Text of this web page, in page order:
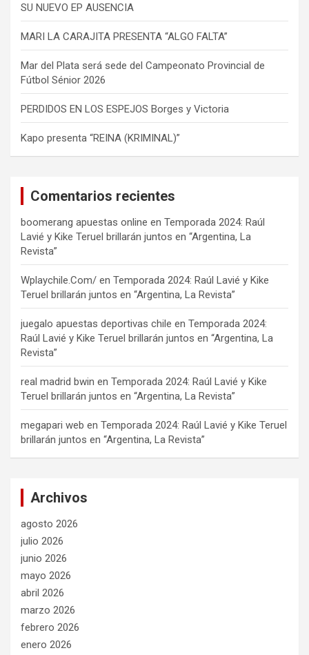
SU NUEVO EP AUSENCIA
MARI LA CARAJITA PRESENTA “ALGO FALTA”
Mar del Plata será sede del Campeonato Provincial de
Fútbol Sénior 2026
PERDIDOS EN LOS ESPEJOS Borges y Victoria
Kapo presenta “REINA (KRIMINAL)”
Comentarios recientes
boomerang apuestas online en Temporada 2024: Raúl
Lavié y Kike Teruel brillarán juntos en “Argentina, La
Revista”
Wplaychile.Com/ en Temporada 2024: Raúl Lavié y Kike
Teruel brillarán juntos en “Argentina, La Revista”
juegalo apuestas deportivas chile en Temporada 2024:
Raúl Lavié y Kike Teruel brillarán juntos en “Argentina, La
Revista”
real madrid bwin en Temporada 2024: Raúl Lavié y Kike
Teruel brillarán juntos en “Argentina, La Revista”
megapari web en Temporada 2024: Raúl Lavié y Kike Teruel
brillarán juntos en “Argentina, La Revista”
Archivos
agosto 2026
julio 2026
junio 2026
mayo 2026
abril 2026
marzo 2026
febrero 2026
enero 2026